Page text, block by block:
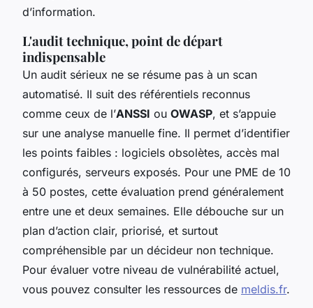
d’information.
L'audit technique, point de départ
indispensable
Un audit sérieux ne se résume pas à un scan
automatisé. Il suit des référentiels reconnus
comme ceux de l’ANSSI ou OWASP, et s’appuie
sur une analyse manuelle fine. Il permet d’identifier
les points faibles : logiciels obsolètes, accès mal
configurés, serveurs exposés. Pour une PME de 10
à 50 postes, cette évaluation prend généralement
entre une et deux semaines. Elle débouche sur un
plan d’action clair, priorisé, et surtout
compréhensible par un décideur non technique.
Pour évaluer votre niveau de vulnérabilité actuel,
vous pouvez consulter les ressources de meldis.fr.